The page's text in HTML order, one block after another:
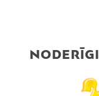
NODERĪGI